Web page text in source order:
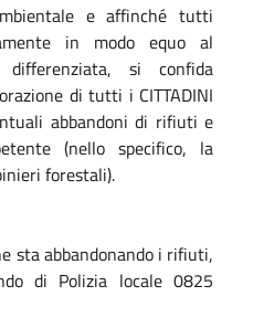
e affinché tutti
in modo equo al
differenziata, si confida
di tutti i CITTADINI
abbandoni di rifiuti e
(nello specifico, la
forestali).
sta abbandonando i rifiuti,
di Polizia locale 0825